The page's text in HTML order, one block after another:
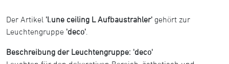
Der Artikel 'l.une ceiling L Aufbaustrahler' gehört zur
Leuchtengruppe 'deco'
Beschreibung der Leuchtengruppe: 'deco'